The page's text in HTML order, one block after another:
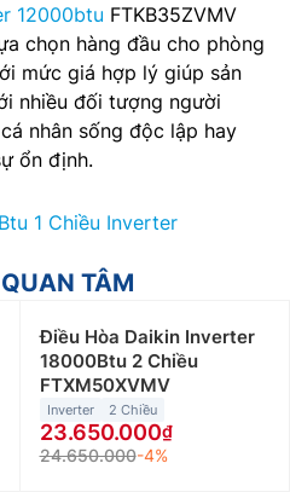
12000btu FTKB35ZVMV
chọn hàng đầu cho phòng
mức giá hợp lý giúp sản
nhiều đối tượng người
nhân sống độc lập hay
ổn định.
1 Chiều Inverter
TÂM
Điều Hòa Daikin Inverter
18000Btu 2 Chiều
FTXM50XVMV
Inverter 2 Chiều
23.650.000
24.650.000-4%